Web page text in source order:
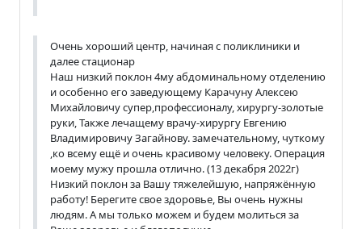
Очень хороший центр, начиная с поликлиники и
далее стационар
Наш низкий поклон 4му абдоминальному отделению
и особенно его заведующему Карачуну Алексею
Михайловичу супер,профессионалу, хирургу-золотые
руки, Также лечащему врачу-хирургу Евгению
Владимировичу Загайнову. замечательному, чуткому
,ко всему ещё и очень красивому человеку. Операция
моему мужу прошла отлично. (13 декабря 2022г)
Низкий поклон за Вашу тяжелейшую, напряжённую
работу! Берегите свое здоровье, Вы очень нужны
людям. А мы только можем и будем молиться за